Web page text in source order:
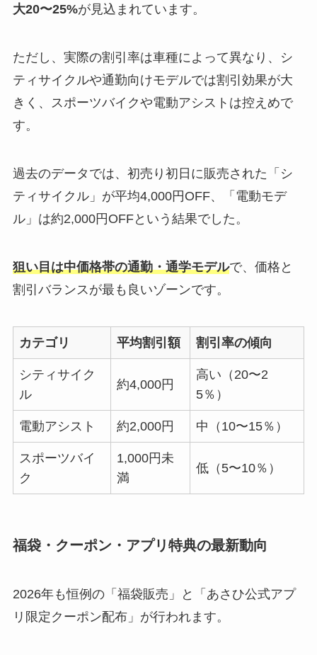
大20〜25%が見込まれています。
ただし、実際の割引率は車種によって異なり、シ
ティサイクルや通勤向けモデルでは割引効果が大
きく、スポーツバイクや電動アシストは控えめで
す。
過去のデータでは、初売り初日に販売された「シ
ティサイクル」が平均4,000円OFF、「電動モデ
ル」は約2,000円OFFという結果でした。
狙い目は中価格帯の通勤・通学モデルで、価格と
割引バランスが最も良いゾーンです。
カテゴリ 平均割引額 割引率の傾向
シティサイク
ル
約4,000円
高い（20〜2
5％）
電動アシスト 約2,000円 中（10〜15％）
スポーツバイ
ク
1,000円未
満
低（5〜10％）
福袋・クーポン・アプリ特典の最新動向
2026年も恒例の「福袋販売」と「あさひ公式アプ
リ限定クーポン配布」が行われます。